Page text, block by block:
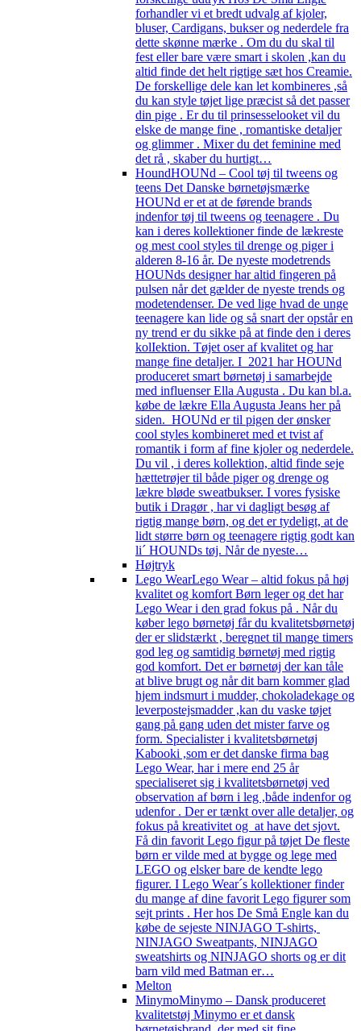
forhandler vi et bredt udvalg af kjoler,
bluser, Cardigans, bukser og nederdele fra
dette skønne mærke . Om du du skal til
fest eller bare være smart i skolen ,kan du
altid finde det helt rigtige sæt hos Creamie.
De forskellige dele kan let kombineres ,så
du kan style tøjet lige præcist så det passer
din pige . Er du til prinsesselooket vil du
elske de mange fine , romantiske detaljer
og glimmer . Mixer du det feminine med
det rå , skaber du hurtigt…
HoundHOUNd – Cool tøj til tweens og
teens Det Danske børnetøjsmærke
HOUNd er et at de førende brands
indenfor tøj til tweens og teenagere . Du
kan i deres kollektioner finde de lækreste
og mest cool styles til drenge og piger i
alderen 8-16 år. De nyeste modetrends
HOUNds designer har altid fingeren på
pulsen når det gælder de nyeste trends og
modetendenser. De ved lige hvad de unge
teenagere kan lide og så snart der opstår en
ny trend er du sikke på at finde den i deres
kolIektion. Tøjet oser af kvalitet og har
mange fine detaljer. I 2021 har HOUNd
produceret smart børnetøj i samarbejde
med influenser Ella Augusta . Du kan bl.a.
købe de lækre Ella Augusta Jeans her på
siden. HOUNd er til pigen der ønsker
cool styles kombineret med et tvist af
romantik i form af fine kjoler og nederdele.
Du vil , i deres kollektion, altid finde seje
hættetrøjer til både piger og drenge og
lækre bløde sweatbukser. I vores fysiske
butik i Dragør , har vi dagligt besøg af
rigtig mange børn, og det er tydeligt, at de
lidt større børn og teenagere rigtig godt kan
li´ HOUNDs tøj. Når de nyeste…
Højtryk
Lego WearLego Wear – altid fokus på høj
kvalitet og komfort Børn leger og det har
Lego Wear i den grad fokus på . Når du
køber lego børnetøj får du kvalitetsbørnetøj
der er slidstærkt , beregnet til mange timers
god leg og samtidig børnetøj med rigtig
god komfort. Det er børnetøj der kan tåle
at blive brugt og når dit barn kommer glad
hjem indsmurt i mudder, chokoladekage og
leverpostejsmadder ,kan du vaske tøjet
gang på gang uden det mister farve og
form. Specialister i kvalitetsbørnetøj
Kabooki ,som er det danske firma bag
Lego Wear, har i mere end 25 år
specialiseret sig i kvalitetsbørnetøj ved
observation af børn i leg ,både indenfor og
udenfor . Der er tænkt over alle detaljer, og
fokus på kreativitet og at have det sjovt.
Få din favorit Lego figur på tøjet De fleste
børn er vilde med at bygge og lege med
LEGO og elsker bare de kendte lego
figurer. I Lego Wear´s kollektioner finder
du mange af dine favorit Lego figurer som
sejt prints . Her hos De Små Engle kan du
købe de sejeste NINJAGO T-shirts,
NINJAGO Sweatpants, NINJAGO
sweatshirts og NINJAGO shorts og er dit
barn vild med Batman er…
Melton
MinymoMinymo – Dansk produceret
kvalitetstøj Minymo er et dansk